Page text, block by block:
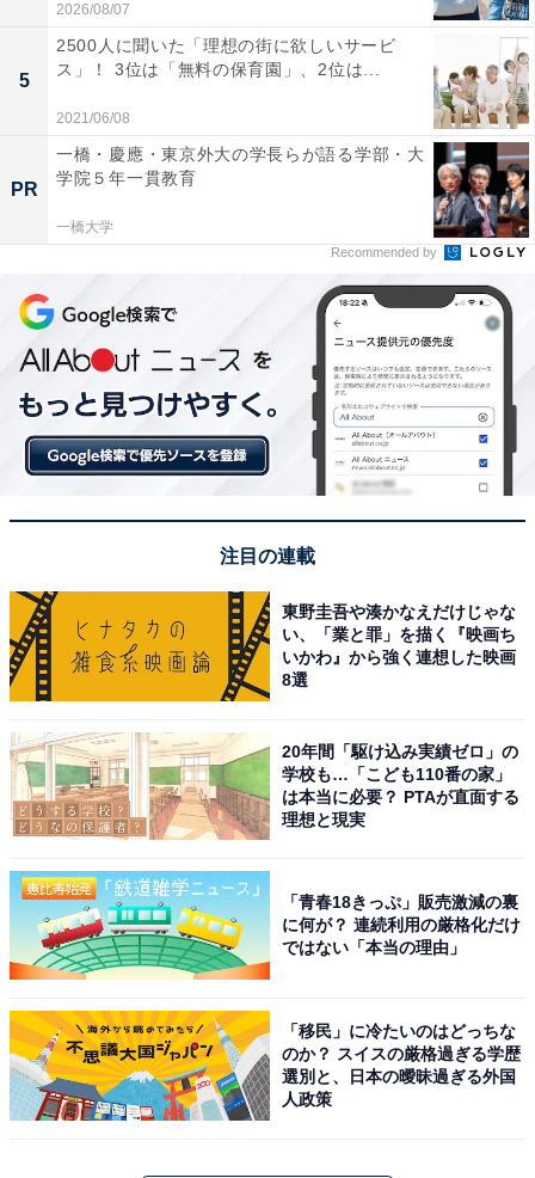
すでに契約済みの未払い分はどうなるのか……支
払い続ける？ 返金される？
支払い方法がクレジットカード決済の分割払いの場合、
者に代わってすでにサロンに料金を支払い済みであり、
サロンが倒産したことは支払いを拒否できる理由になら
ないからです。クレジットカード会社に対して「支払停
止の抗弁書」というものを出して支払いを止めることが
考えられますが、支払いそのものをなくすことはできま
せん。
また、施術をまだ受けていない分の一括払いした代金
は、返還されることはないとお考えください。返金され
すが、財産がないから破産しているわけですし、破産す
る脱毛サロンの財産からは税金や従業員の給料などから
優先して支払われます。そうすると施術が済んでいない
す。
2026/08/07
5
2500人に聞いた「理想の街に欲しいサービ
ス」！ 3位は「無料の保育園」、2位は...
2021/06/08
PR
一橋・慶應・東京外大の学長らが語る学部・大
学院５年一貫教育
一橋大学
Recommended by
注目の連載
東野圭吾や湊かなえだけじゃな
い、「業と罪」を描く『映画ち
いかわ』から強く連想した映画
8選
20年間「駆け込み実績ゼロ」の
学校も…「こども110番の家」
は本当に必要？ PTAが直面する
理想と現実
「青春18きっぷ」販売激減の裏
に何が？ 連続利用の厳格化だけ
ではない「本当の理由」
「移民」に冷たいのはどっちな
のか？ スイスの厳格過ぎる学歴
選別と、日本の曖昧過ぎる外国
人政策